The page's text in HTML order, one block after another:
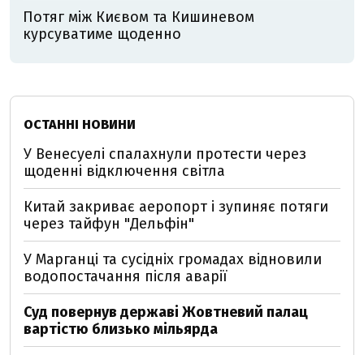
Потяг між Києвом та Кишиневом
курсуватиме щоденно
ОСТАННІ НОВИНИ
У Венесуелі спалахнули протести через
щоденні відключення світла
Китай закриває аеропорт і зупиняє потяги
через тайфун "Дельфін"
У Марганці та сусідніх громадах відновили
водопостачання після аварії
Суд повернув державі Жовтневий палац
вартістю близько мільярда